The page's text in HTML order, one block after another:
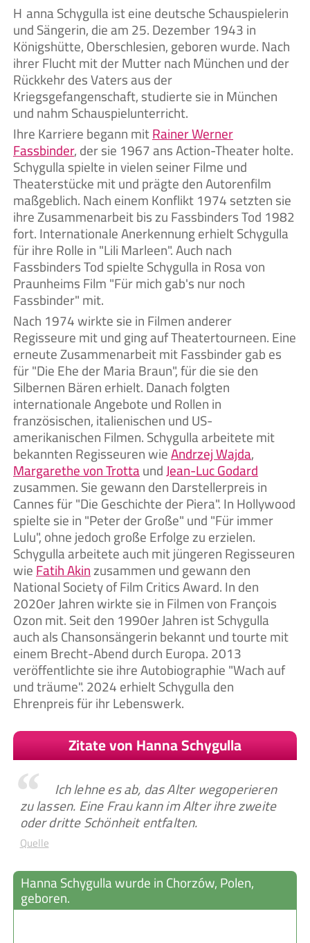
Hanna Schygulla ist eine deutsche Schauspielerin
und Sängerin, die am 25. Dezember 1943 in
Königshütte, Oberschlesien, geboren wurde. Nach
ihrer Flucht mit der Mutter nach München und der
Rückkehr des Vaters aus der
Kriegsgefangenschaft, studierte sie in München
und nahm Schauspielunterricht.
Ihre Karriere begann mitRainer Werner
Fassbinder, der sie 1967 ans Action-Theater holte.
Schygulla spielte in vielen seiner Filme und
Theaterstücke mit und prägte den Autorenfilm
maßgeblich. Nach einem Konflikt 1974 setzten sie
ihre Zusammenarbeit bis zu Fassbinders Tod 1982
fort. Internationale Anerkennung erhielt Schygulla
für ihre Rolle in "Lili Marleen". Auch nach
Fassbinders Tod spielte Schygulla in Rosa von
Praunheims Film "Für mich gab's nur noch
Fassbinder" mit.
Nach 1974 wirkte sie in Filmen anderer
Regisseure mit und ging auf Theatertourneen. Eine
erneute Zusammenarbeit mit Fassbinder gab es
für "Die Ehe der Maria Braun", für die sie den
Silbernen Bären erhielt. Danach folgten
internationale Angebote und Rollen in
französischen, italienischen und US-
amerikanischen Filmen. Schygulla arbeitete mit
bekannten Regisseuren wieAndrzej Wajda,
Margarethe von TrottaundJean-Luc Godard
zusammen. Sie gewann den Darstellerpreis in
Cannes für "Die Geschichte der Piera". In Hollywood
spielte sie in "Peter der Große" und "Für immer
Lulu", ohne jedoch große Erfolge zu erzielen.
Schygulla arbeitete auch mit jüngeren Regisseuren
wieFatih Akinzusammen und gewann den
National Society of Film Critics Award. In den
2020er Jahren wirkte sie in Filmen von François
Ozon mit. Seit den 1990er Jahren ist Schygulla
auch als Chansonsängerin bekannt und tourte mit
einem Brecht-Abend durch Europa. 2013
veröffentlichte sie ihre Autobiographie "Wach auf
und träume". 2024 erhielt Schygulla den
Ehrenpreis für ihr Lebenswerk.
Zitate von Hanna Schygulla
Ich lehne es ab, das Alter wegoperieren
zu lassen. Eine Frau kann im Alter ihre zweite
oder dritte Schönheit entfalten.
Quelle
Hanna Schygulla wurde in Chorzów, Polen,
geboren.